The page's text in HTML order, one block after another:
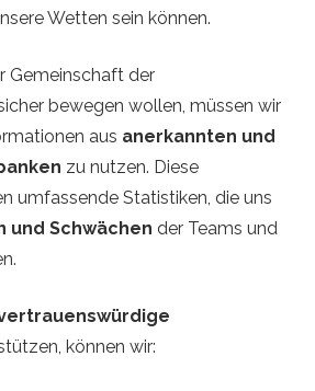
Wetten sein können.
Gemeinschaft der
bewegen wollen, müssen wir
aus anerkannten und
zu nutzen. Diese
umfassende Statistiken, die uns
und Schwächen der Teams und
können wir: